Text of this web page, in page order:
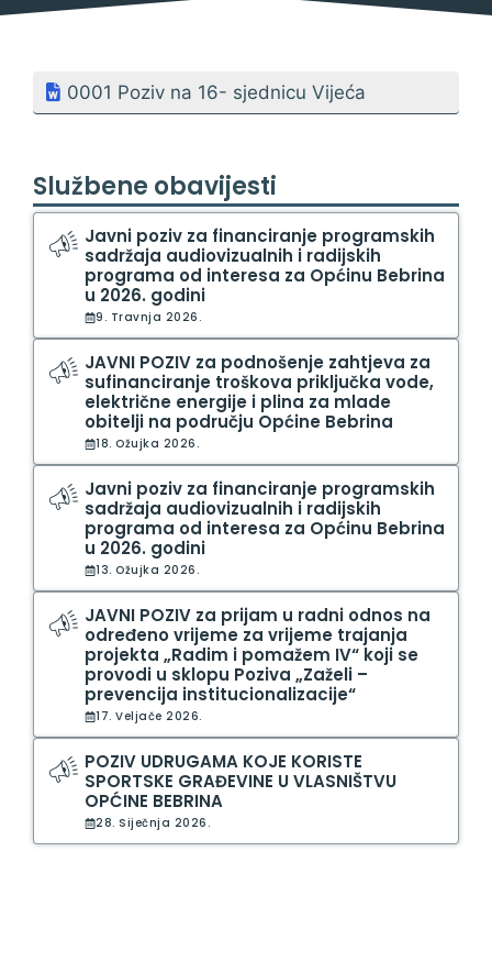
0001 Poziv na 16- sjednicu Vijeća
Službene obavijesti
Javni poziv za financiranje programskih
sadržaja audiovizualnih i radijskih
programa od interesa za Općinu Bebrina
u 2026. godini
9. Travnja 2026.
JAVNI POZIV za podnošenje zahtjeva za
sufinanciranje troškova priključka vode,
električne energije i plina za mlade
obitelji na području Općine Bebrina
18. Ožujka 2026.
Javni poziv za financiranje programskih
sadržaja audiovizualnih i radijskih
programa od interesa za Općinu Bebrina
u 2026. godini
13. Ožujka 2026.
JAVNI POZIV za prijam u radni odnos na
određeno vrijeme za vrijeme trajanja
projekta „Radim i pomažem IV“ koji se
provodi u sklopu Poziva „Zaželi –
prevencija institucionalizacije“
17. Veljače 2026.
POZIV UDRUGAMA KOJE KORISTE
SPORTSKE GRAĐEVINE U VLASNIŠTVU
OPĆINE BEBRINA
28. Siječnja 2026.